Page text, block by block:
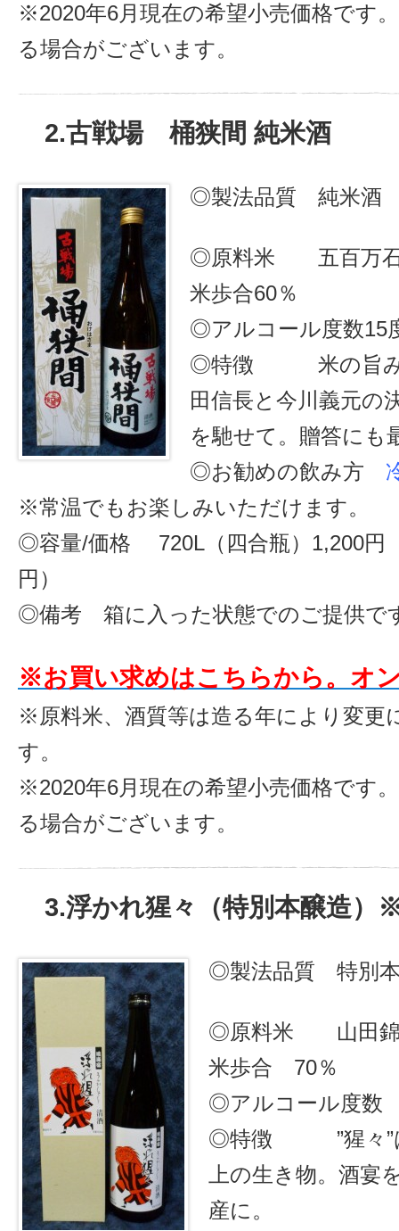
※2020年6月現在の希望小売価格です
る場合がございます。
2.古戦場 桶狭間 純米酒
◎製法品質 純米酒
◎原料米 五百万
米歩合60％
◎アルコール度数15
◎特徴 米の旨み
田信長と今川義元の
を馳せて。贈答にも
◎お勧めの飲み方
※常温でもお楽しみいただけます。
◎容量/価格 720L（四合瓶）1,200円
円）
◎備考 箱に入った状態でのご提供で
※お買い求めはこちらから。オ
※原料米、酒質等は造る年により変更
す。
※2020年6月現在の希望小売価格です
る場合がございます。
3.浮かれ猩々（特別本醸造）
◎製法品質 特別
◎原料米 山田
米歩合 70％
◎アルコール度数
◎特徴 ”猩々”は
上の生き物。酒宴
産に。